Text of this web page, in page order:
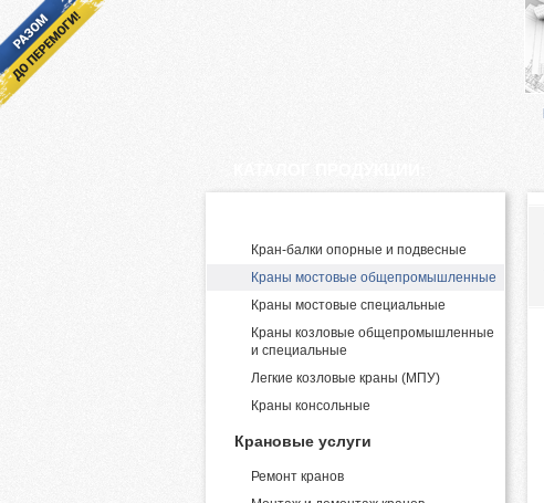
Кран-балки опорные и подвесные
Краны мостовые общепромышленные
Краны мостовые специальные
Краны козловые общепромышленные
и специальные
Легкие козловые краны (МПУ)
Краны консольные
Крановые услуги
Ремонт кранов